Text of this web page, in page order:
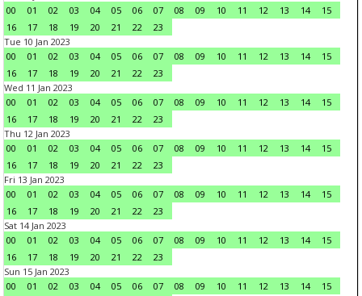
00
01 02 03 04 05 06 07 08 09 10 11 12 13 14
15
16
17 18 19 20 21 22
23
Tue 10 Jan 2023
00
01 02 03 04 05 06 07 08 09 10 11 12 13 14
15
16
17 18 19 20 21 22
23
Wed 11 Jan 2023
00
01 02 03 04 05 06 07 08 09 10 11 12 13 14
15
16
17 18 19 20 21 22
23
Thu 12 Jan 2023
00
01 02 03 04 05 06 07 08 09 10 11 12 13 14
15
16
17 18 19 20 21 22
23
Fri 13 Jan 2023
00
01 02 03 04 05 06 07 08 09 10 11 12 13 14
15
16
17 18 19 20 21 22
23
Sat 14 Jan 2023
00
01 02 03 04 05 06 07 08 09 10 11 12 13 14
15
16
17 18 19 20 21 22
23
Sun 15 Jan 2023
00
01 02 03 04 05 06 07 08 09 10 11 12 13 14
15